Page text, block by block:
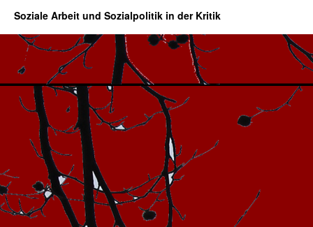
Soziale Arbeit und Sozialpolitik in der Kritik